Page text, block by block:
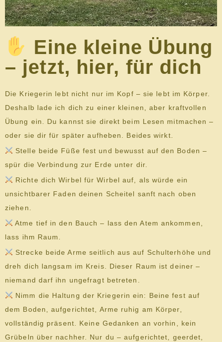
Eine kleine Übung
– jetzt, hier, für dich
Die Kriegerin lebt nicht nur im Kopf – sie lebt im Körper.
Deshalb lade ich dich zu einer kleinen, aber kraftvollen
Übung ein. Du kannst sie direkt beim Lesen mitmachen –
oder sie dir für später aufheben. Beides wirkt.
Stelle beide Füße fest und bewusst auf den Boden –
spür die Verbindung zur Erde unter dir.
Richte dich Wirbel für Wirbel auf, als würde ein
unsichtbarer Faden deinen Scheitel sanft nach oben
ziehen.
Atme tief in den Bauch – lass den Atem ankommen,
lass ihm Raum.
Strecke beide Arme seitlich aus auf Schulterhöhe und
dreh dich langsam im Kreis. Dieser Raum ist deiner –
niemand darf ihn ungefragt betreten.
Nimm die Haltung der Kriegerin ein: Beine fest auf
dem Boden, aufgerichtet, Arme ruhig am Körper,
vollständig präsent. Keine Gedanken an vorhin, kein
Grübeln über nachher. Nur du – aufgerichtet, geerdet,